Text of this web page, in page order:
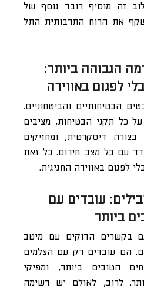
זה מוסיף רובד נוסף של
את הרוח התרבותית התל
הגבוהה ביותר:
לפגום באווירה
הבטיחותיים והביטחוניים.
כל תקני הבטיחות, מציבים
דיסקרטית, ומחזיקים
עם כל מצב חירום. כל זאת
לפגום באווירה החגיגית.
עובדים עם
ביותר
בקשרים הדוקים עם מיטב
הם עובדים רק עם הצלמים
הטובים ביותר, ומפיקי
לרוב, לאולם יש רשימה